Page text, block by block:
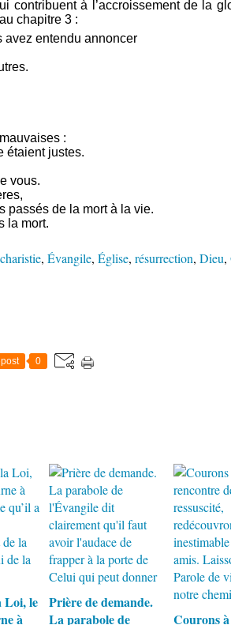
contribuent à l’accroissement de la
chapitre 3 :
entendu annoncer
:
étaient justes.
vous.
passés de la mort à la vie.
la mort.
, Évangile, Église, résurrection, Dieu,
0
Loi, le
à
Prière de demande.
La parabole de
Courons